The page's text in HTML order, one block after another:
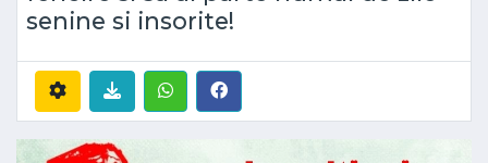
senine si insorite!